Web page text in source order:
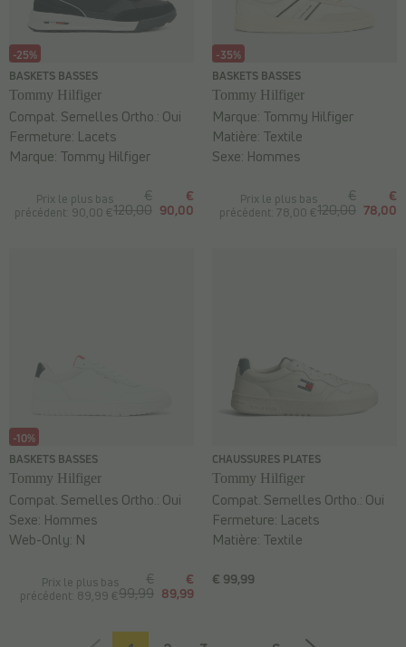
-25%
BASKETS BASSES
Tommy Hilfiger
Prix le plus bas
précédent: 90,00 €
€
120,00
€
90,00
Compat. Semelles Ortho.: Oui
Fermeture: Lacets
Marque: Tommy Hilfiger
-35%
BASKETS BASSES
Tommy Hilfiger
Prix le plus bas
précédent: 78,00 €
€
120,00
€
78,00
Marque: Tommy Hilfiger
Matière: Textile
Sexe: Hommes
-10%
BASKETS BASSES
Tommy Hilfiger
Prix le plus bas
précédent: 89,99 €
€
99,99
€
89,99
Compat. Semelles Ortho.: Oui
Sexe: Hommes
Web-Only: N
CHAUSSURES PLATES
Tommy Hilfiger
€ 99,99
Compat. Semelles Ortho.: Oui
Fermeture: Lacets
Matière: Textile